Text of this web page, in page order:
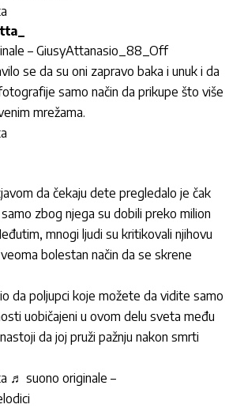
– GiusyAttanasio_88_Off
se da su oni zapravo baka i unuk i da
samo način da prikupe što više
mrežama.
da čekaju dete pregledalo je čak
zbog njega su dobili preko milion
mnogi ljudi su kritikovali njihovu
bolestan način da se skrene
da poljupci koje možete da vidite samo
uobičajeni u ovom delu sveta među
da joj pruži pažnju nakon smrti
♬ suono originale –